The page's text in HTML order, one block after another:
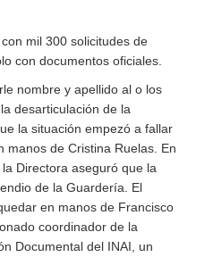
mil 300 solicitudes de
con documentos oficiales.
nombre y apellido al o los
desarticulación de la
la situación empezó a fallar
manos de Cristina Ruelas. En
Directora aseguró que la
de la Guardería. El
en manos de Francisco
coordinador de la
Documental del INAI, un